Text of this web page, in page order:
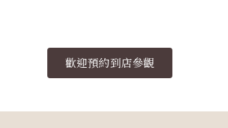
歡迎預約到店參觀